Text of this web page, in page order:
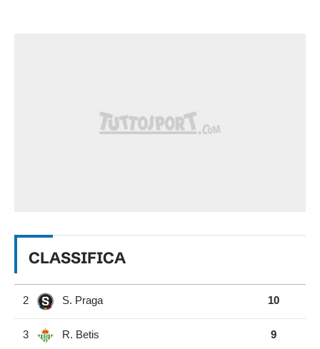
CLASSIFICA
2 S. Praga 10
3 R. Betis 9